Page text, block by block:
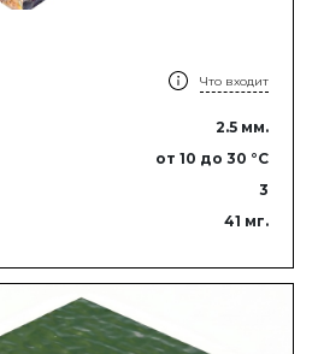
Что входит
2.5 мм.
от 10 до 30 °C
3
41 мг.